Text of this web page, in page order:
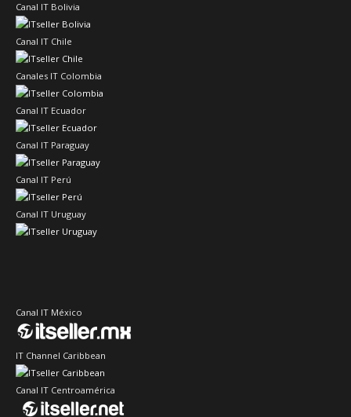
Canal IT Bolivia
Canal IT Chile
Canales IT Colombia
Canal IT Ecuador
Canal IT Paraguay
Canal IT Perú
Canal IT Uruguay
Canal IT México
IT Channel Caribbean
Canal IT Centroamérica